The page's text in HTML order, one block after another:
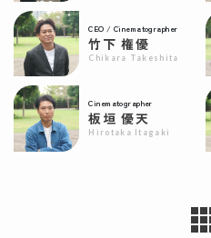
CEO / Cinematographer
竹下 権優
Chikara Takeshita
Cinematographer
板垣 優天
Hirotaka Itagaki